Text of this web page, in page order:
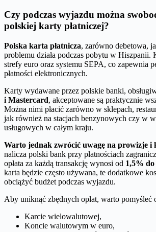
Czy podczas wyjazdu można
polskiej karty płatniczej?
Polska karta płatnicza, zarówno debetowa,
problemu działa podczas pobytu w Hiszpanii.
strefy euro oraz systemu SEPA, co zapewnia
płatności elektronicznych.
Karty wydawane przez polskie banki,
i Mastercard, akceptowane są praktycznie
Można nimi płacić zarówno w sklepach,
jak również na stacjach benzynowych czy w
usługowych w całym kraju.
Warto jednak zwrócić uwagę na prowizje i
nalicza polski bank przy płatnościach
opłata za każdą transakcję wynosi od 1,5%
karta będzie często używana, te dodatkowe
obciążyć budżet podczas wyjazdu.
Aby uniknąć zbędnych opłat, warto pomyśleć
Karcie wielowalutowej,
Koncie walutowym w euro,